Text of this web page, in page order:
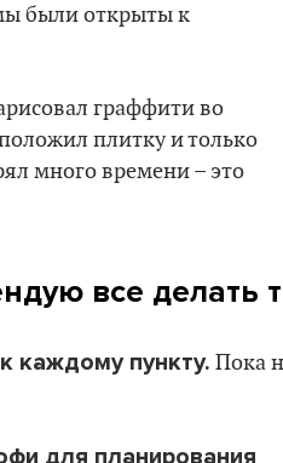
были открыты к
граффити во
плитку и только
много времени – это
все делать
каждому пункту. Пока
для планирования